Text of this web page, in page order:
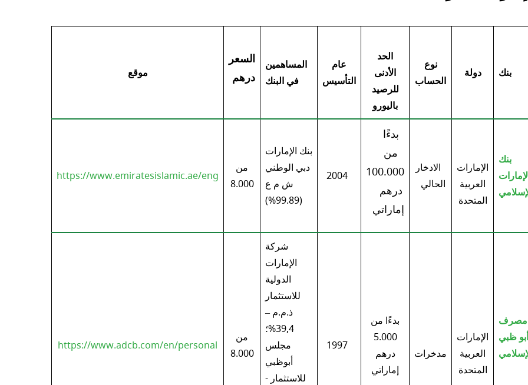
بنك دولة
نوع
الحساب
الحد
الأدنى
للرصيد
باليورو
عام
التأسيس
المساهمين
في البنك
السعر
درهم
موقع
بنك
الإمارات
العربية
المتحدة
الادخار
الحالي
بدءًا
من
100.000
درهم
إماراتي
2004
بنك الإمارات
دبي الوطني
ش م ع
(99.89%)
من
8.000
https://www.emiratesislamic.ae/eng
مصرف
أبو ظبي
الإمارات
العربية
المتحدة
مدخرات
بدءًا من
5.000
درهم
إماراتي
1997
شركة
الإمارات
الدولية
للاستثمار
ذ.م.م –
39,4%؛
مجلس
أبوظبي
للاستثمار -
من
8.000
https://www.adcb.com/en/personal